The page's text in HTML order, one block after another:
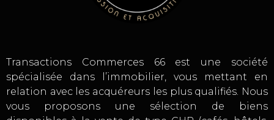
Transactions Commerces 66 est une société
spécialisée dans l’immobilier, vous mettant en
relation avec les acquéreurs les plus qualifiés. Nous
vous proposons une sélection de biens